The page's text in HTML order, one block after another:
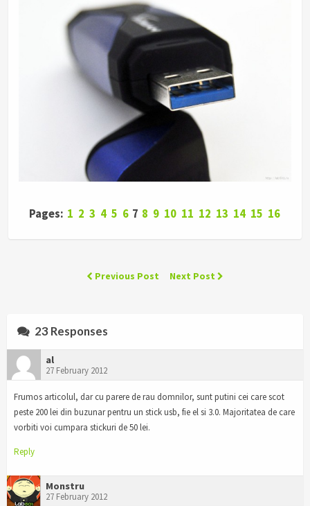
Pages: 1 2 3 4 5 6 7 8 9 10 11 12 13 14 15 16
Previous Post Next Post
23 Responses
al
27 February 2012
Frumos articolul, dar cu parere de rau domnilor, sunt putini cei care scot
peste 200 lei din buzunar pentru un stick usb, fie el si 3.0. Majoritatea de care
vorbiti voi cumpara stickuri de 50 lei.
Reply
Monstru
27 February 2012